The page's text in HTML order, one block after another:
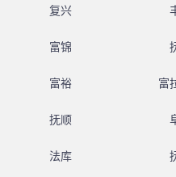
复兴
富锦
富裕 富
抚顺
法库